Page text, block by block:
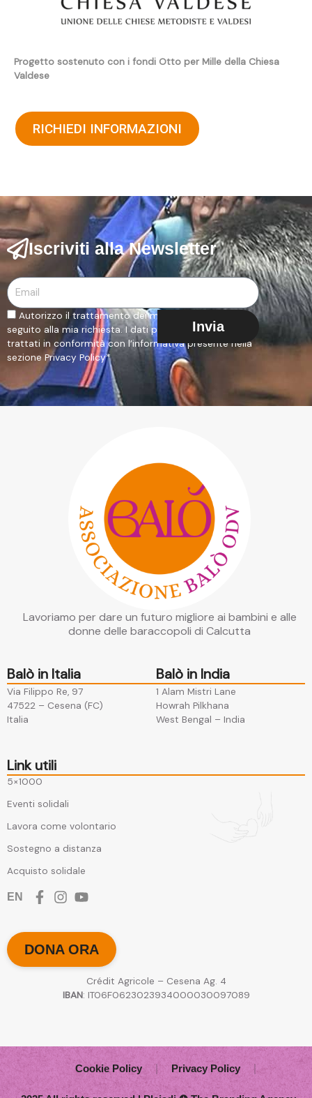
Progetto sostenuto con i fondi Otto per Mille della Chiesa
Valdese
RICHIEDI INFORMAZIONI
Iscriviti alla Newsletter
Autorizzo il trattamento dei miei dati al fine di dare
seguito alla mia richiesta. I dati personali saranno
trattati in conformità con l’informativa presente nella
sezione Privacy Policy*
Invia
Lavoriamo per dare un futuro migliore ai bambini e alle
donne delle baraccopoli di Calcutta
Balò in Italia
Via Filippo Re, 97
47522 – Cesena (FC)​
Italia
Balò in India
1 Alam Mistri Lane
Howrah Pilkhana​
West Bengal – India
Link utili
5×1000
Eventi solidali
Lavora come volontario
Sostegno a distanza
Acquisto solidale
EN
DONA ORA
Crédit Agricole – Cesena Ag. 4
IBAN: IT06F0623023934000030097089
Cookie Policy Privacy Policy